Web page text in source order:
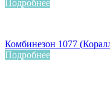
Подробнее
Комбинезон 1077
Подробнее